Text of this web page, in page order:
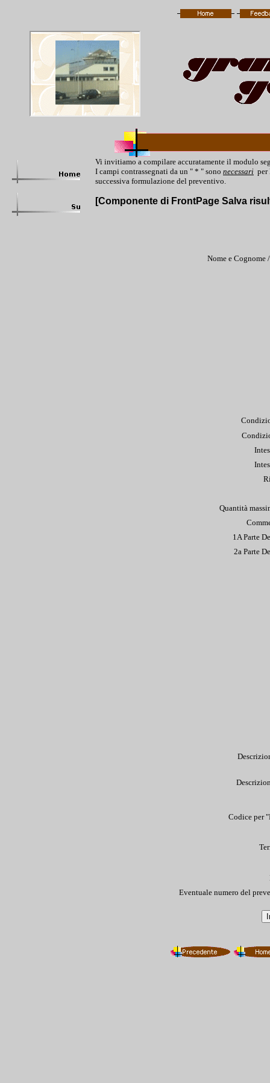
Vi invitiamo a compilare accuratamente il modulo
I campi contrassegnati da un " * " sono necessari per
successiva formulazione del preventivo.
[Componente di FrontPage Salva
Nome e Cognome
Quantità
1A Parte
2a Parte
Codice per
Eventuale numero del